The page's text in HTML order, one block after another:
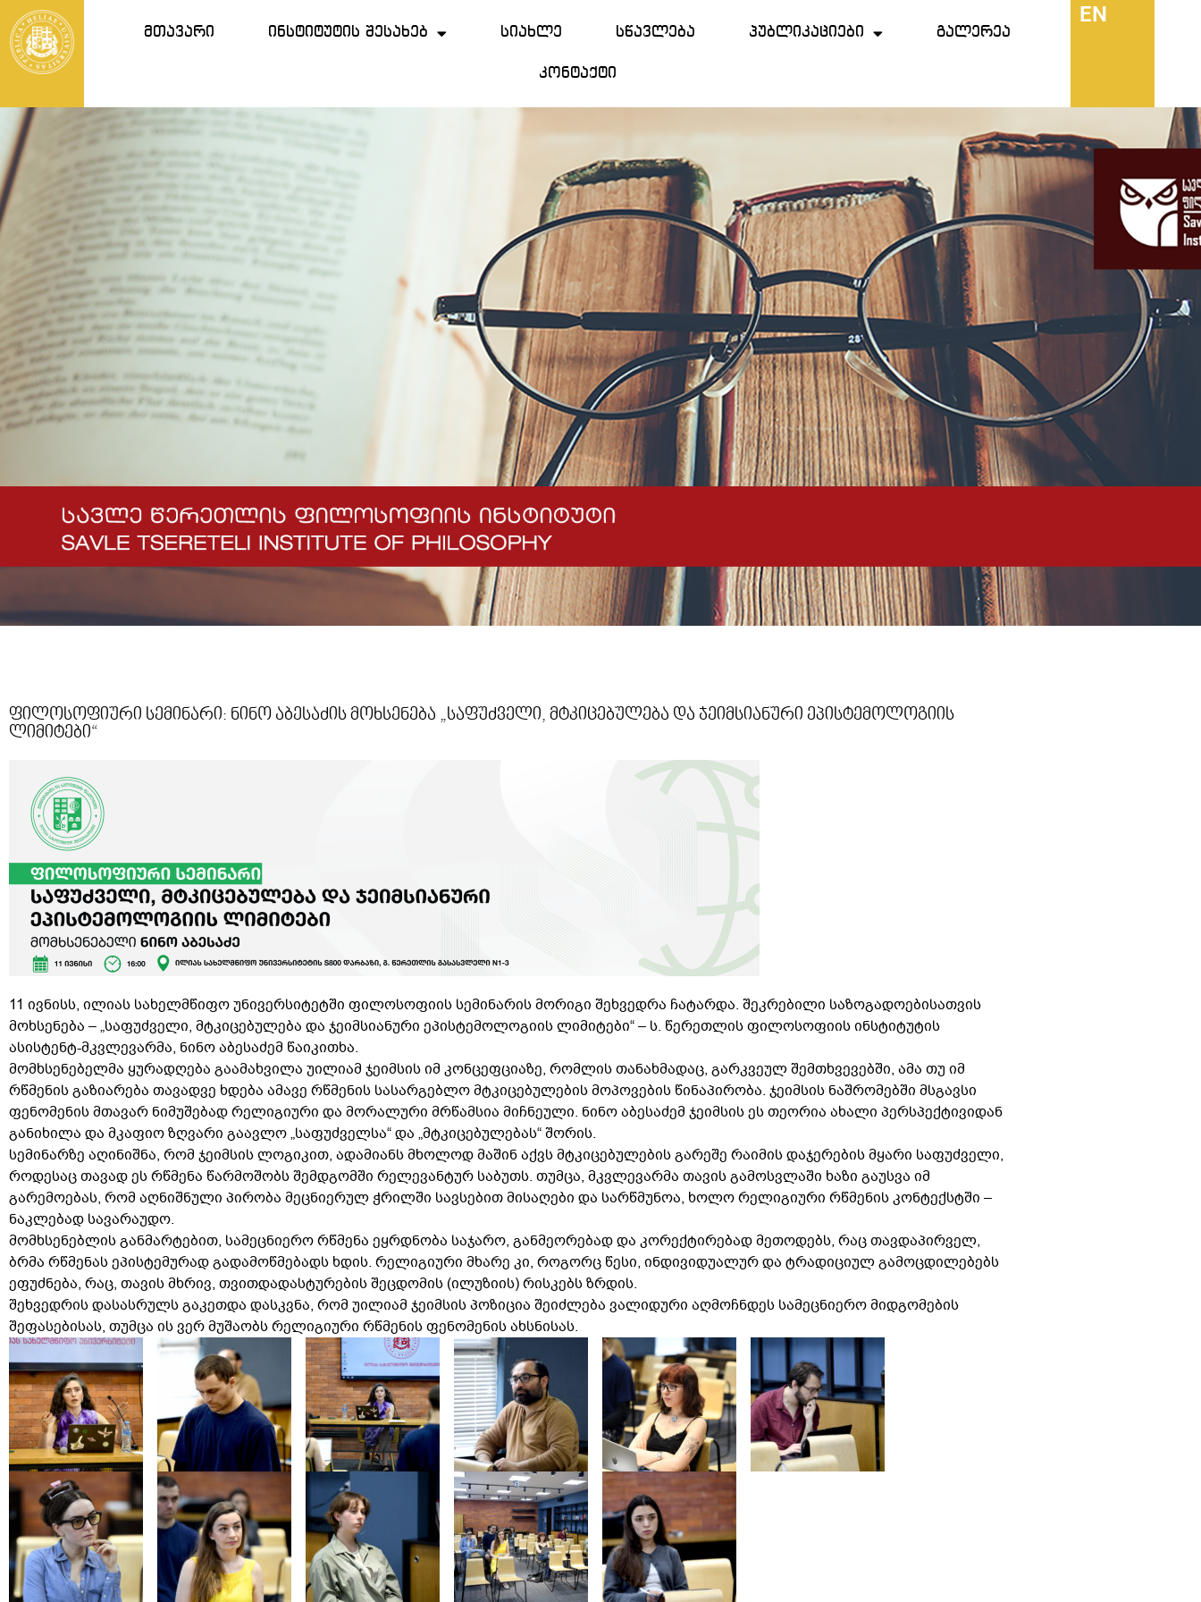
მთავარი ინსტიტუტის შესახებ სიახლე სწავლება პუბლიკაციები გალერეა
კონტაქტი
EN
ფილოსოფიური სემინარი: ნინო აბესაძის მოხსენება „საფუძველი, მტკიცებულება და ჯეიმსიანური ეპისტემოლოგიის
ლიმიტები“
11 ივნისს, ილიას სახელმწიფო უნივერსიტეტში ფილოსოფიის სემინარის მორიგი შეხვედრა ჩატარდა. შეკრებილი საზოგადოებისათვის
მოხსენება – „საფუძველი, მტკიცებულება და ჯეიმსიანური ეპისტემოლოგიის ლიმიტები“ – ს. წერეთლის ფილოსოფიის ინსტიტუტის
ასისტენტ-მკვლევარმა, ნინო აბესაძემ წაიკითხა.
მომხსენებელმა ყურადღება გაამახვილა უილიამ ჯეიმსის იმ კონცეფციაზე, რომლის თანახმადაც, გარკვეულ შემთხვევებში, ამა თუ იმ
რწმენის გაზიარება თავადვე ხდება ამავე რწმენის სასარგებლო მტკიცებულების მოპოვების წინაპირობა. ჯეიმსის ნაშრომებში მსგავსი
ფენომენის მთავარ ნიმუშებად რელიგიური და მორალური მრწამსია მიჩნეული. ნინო აბესაძემ ჯეიმსის ეს თეორია ახალი პერსპექტივიდან
განიხილა და მკაფიო ზღვარი გაავლო „საფუძველსა“ და „მტკიცებულებას“ შორის.
სემინარზე აღინიშნა, რომ ჯეიმსის ლოგიკით, ადამიანს მხოლოდ მაშინ აქვს მტკიცებულების გარეშე რაიმის დაჯერების მყარი საფუძველი,
როდესაც თავად ეს რწმენა წარმოშობს შემდგომში რელევანტურ საბუთს. თუმცა, მკვლევარმა თავის გამოსვლაში ხაზი გაუსვა იმ
გარემოებას, რომ აღნიშნული პირობა მეცნიერულ ჭრილში სავსებით მისაღები და სარწმუნოა, ხოლო რელიგიური რწმენის კონტექსტში –
ნაკლებად სავარაუდო.
მომხსენებლის განმარტებით, სამეცნიერო რწმენა ეყრდნობა საჯარო, განმეორებად და კორექტირებად მეთოდებს, რაც თავდაპირველ,
ბრმა რწმენას ეპისტემურად გადამოწმებადს ხდის. რელიგიური მხარე კი, როგორც წესი, ინდივიდუალურ და ტრადიციულ გამოცდილებებს
ეფუძნება, რაც, თავის მხრივ, თვითდადასტურების შეცდომის (ილუზიის) რისკებს ზრდის.
შეხვედრის დასასრულს გაკეთდა დასკვნა, რომ უილიამ ჯეიმსის პოზიცია შეიძლება ვალიდური აღმოჩნდეს სამეცნიერო მიდგომების
შეფასებისას, თუმცა ის ვერ მუშაობს რელიგიური რწმენის ფენომენის ახსნისას.